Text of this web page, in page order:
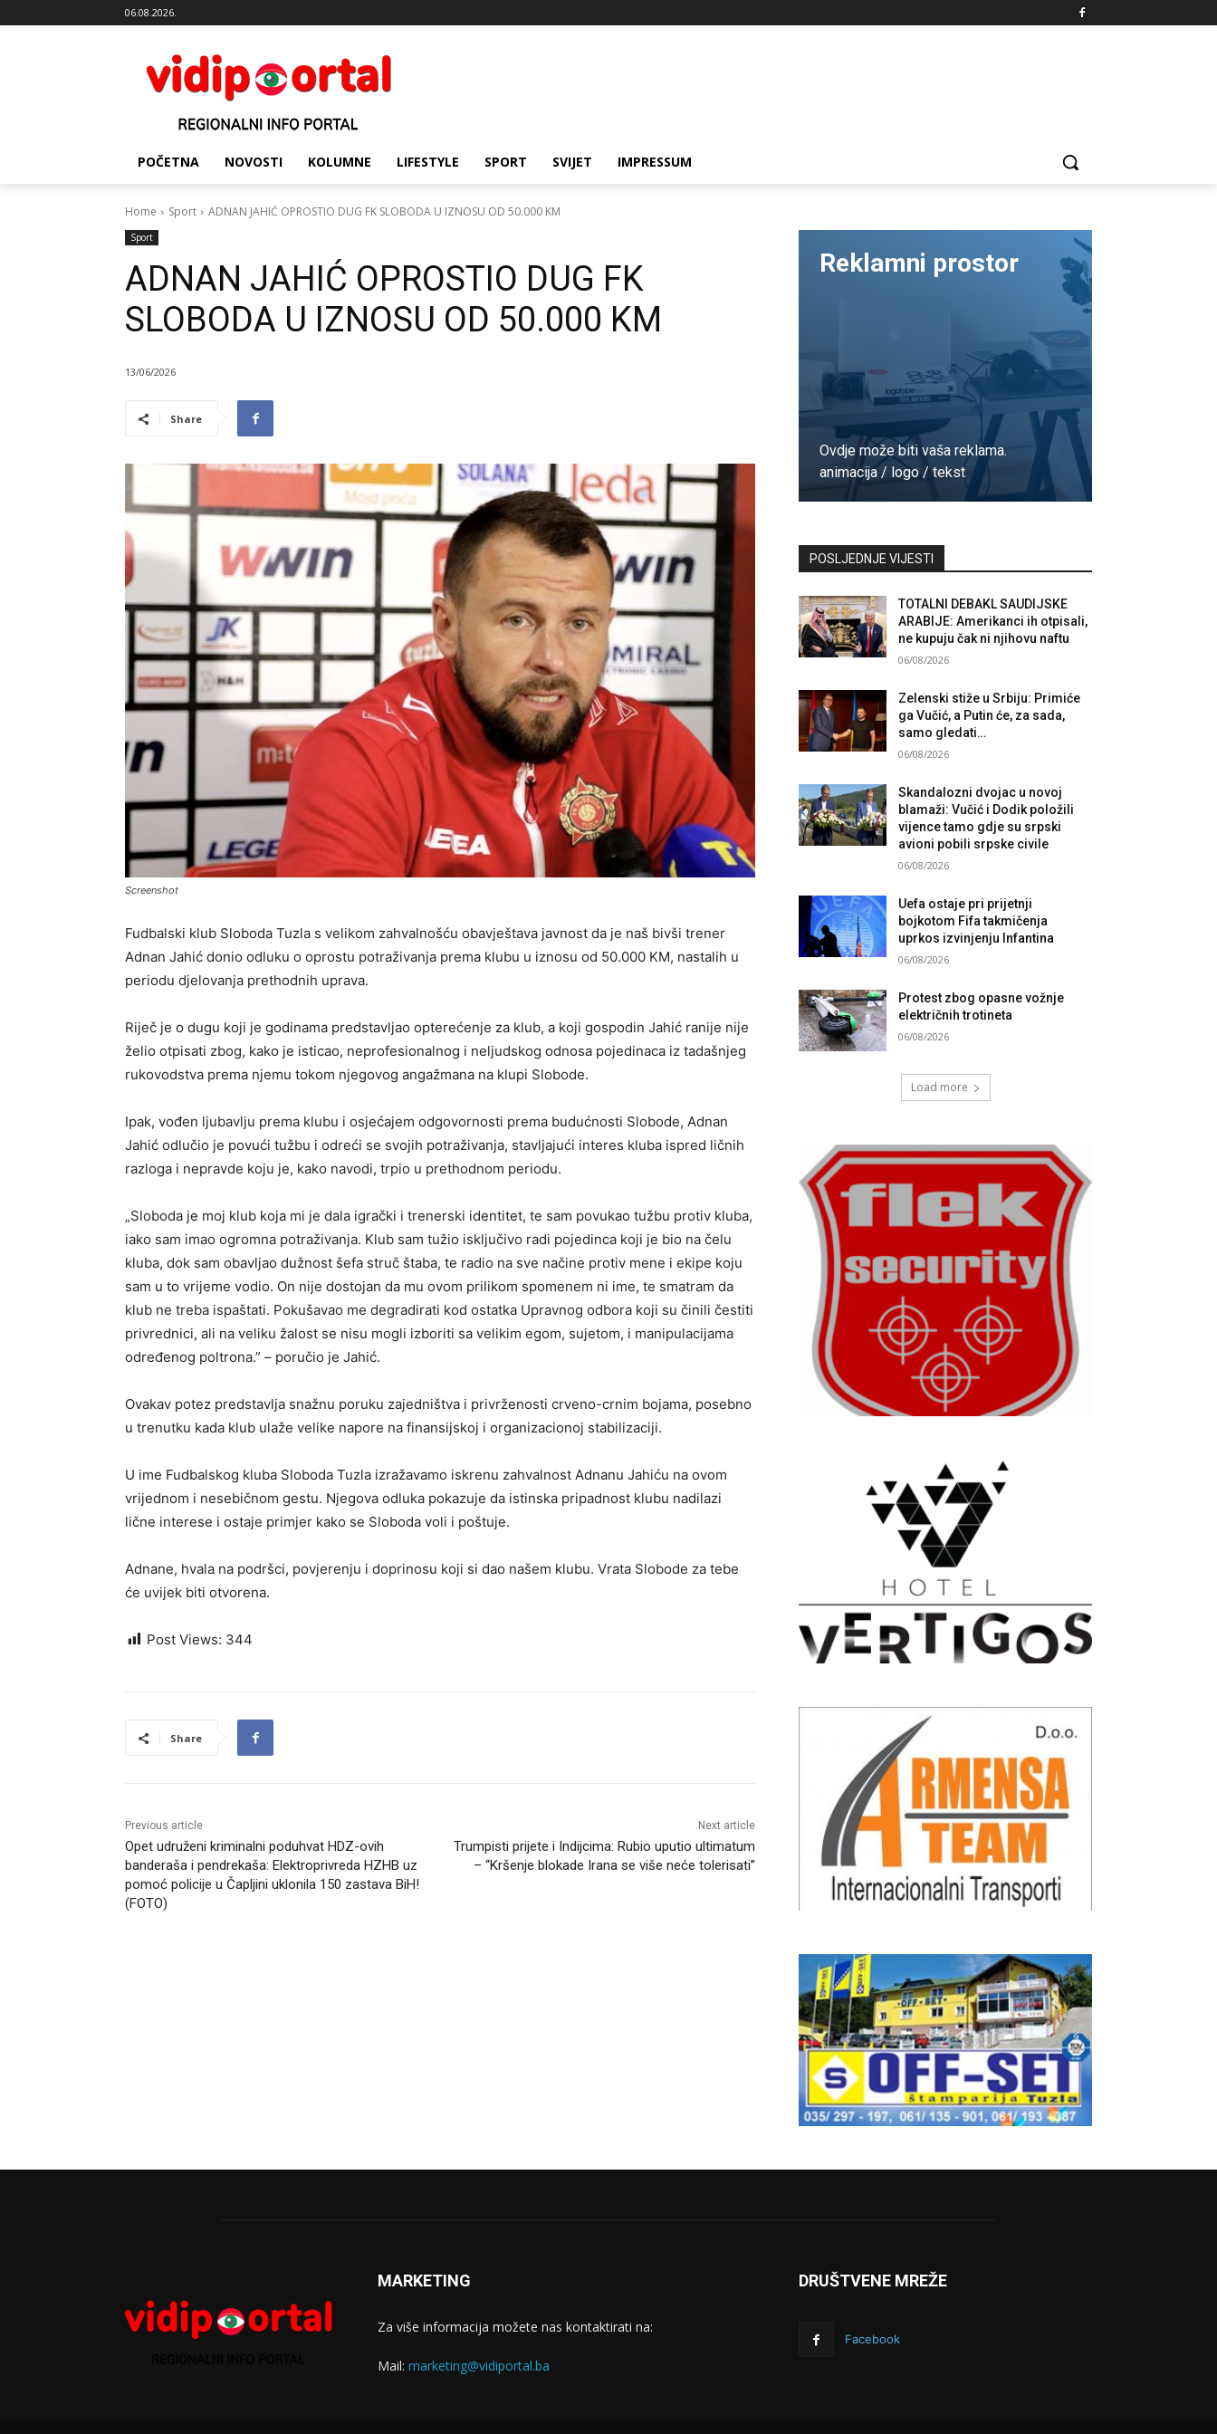
06.08.2026.
POČETNA NOVOSTI KOLUMNE LIFESTYLE SPORT SVIJET IMPRESSUM
Home Sport ADNAN JAHIĆ OPROSTIO DUG FK SLOBODA U IZNOSU OD 50.000 KM
Sport
ADNAN JAHIĆ OPROSTIO DUG FK
SLOBODA U IZNOSU OD 50.000 KM
13/06/2026
Share
Screenshot
Fudbalski klub Sloboda Tuzla s velikom zahvalnošću obavještava javnost da je naš bivši trener
Adnan Jahić donio odluku o oprostu potraživanja prema klubu u iznosu od 50.000 KM, nastalih u
periodu djelovanja prethodnih uprava.
Riječ je o dugu koji je godinama predstavljao opterećenje za klub, a koji gospodin Jahić ranije nije
želio otpisati zbog, kako je isticao, neprofesionalnog i neljudskog odnosa pojedinaca iz tadašnjeg
rukovodstva prema njemu tokom njegovog angažmana na klupi Slobode.
Ipak, vođen ljubavlju prema klubu i osjećajem odgovornosti prema budućnosti Slobode, Adnan
Jahić odlučio je povući tužbu i odreći se svojih potraživanja, stavljajući interes kluba ispred ličnih
razloga i nepravde koju je, kako navodi, trpio u prethodnom periodu.
„Sloboda je moj klub koja mi je dala igrački i trenerski identitet, te sam povukao tužbu protiv kluba,
iako sam imao ogromna potraživanja. Klub sam tužio isključivo radi pojedinca koji je bio na čelu
kluba, dok sam obavljao dužnost šefa struč štaba, te radio na sve načine protiv mene i ekipe koju
sam u to vrijeme vodio. On nije dostojan da mu ovom prilikom spomenem ni ime, te smatram da
klub ne treba ispaštati. Pokušavao me degradirati kod ostatka Upravnog odbora koji su činili čestiti
privrednici, ali na veliku žalost se nisu mogli izboriti sa velikim egom, sujetom, i manipulacijama
određenog poltrona.” – poručio je Jahić.
Ovakav potez predstavlja snažnu poruku zajedništva i privrženosti crveno-crnim bojama, posebno
u trenutku kada klub ulaže velike napore na finansijskoj i organizacionoj stabilizaciji.
U ime Fudbalskog kluba Sloboda Tuzla izražavamo iskrenu zahvalnost Adnanu Jahiću na ovom
vrijednom i nesebičnom gestu. Njegova odluka pokazuje da istinska pripadnost klubu nadilazi
lične interese i ostaje primjer kako se Sloboda voli i poštuje.
Adnane, hvala na podršci, povjerenju i doprinosu koji si dao našem klubu. Vrata Slobode za tebe
će uvijek biti otvorena.
Post Views: 344
Share
Previous article
Opet udruženi kriminalni poduhvat HDZ-ovih
banderaša i pendrekaša: Elektroprivreda HZHB uz
pomoć policije u Čapljini uklonila 150 zastava BiH!
(FOTO)
Next article
Trumpisti prijete i Indijcima: Rubio uputio ultimatum
– “Kršenje blokade Irana se više neće tolerisati”
Reklamni prostor
Ovdje može biti vaša reklama.
animacija / logo / tekst
POSLJEDNJE VIJESTI
TOTALNI DEBAKL SAUDIJSKE
ARABIJE: Amerikanci ih otpisali,
ne kupuju čak ni njihovu naftu
06/08/2026
Zelenski stiže u Srbiju: Primiće
ga Vučić, a Putin će, za sada,
samo gledati…
06/08/2026
Skandalozni dvojac u novoj
blamaži: Vučić i Dodik položili
vijence tamo gdje su srpski
avioni pobili srpske civile
06/08/2026
Uefa ostaje pri prijetnji
bojkotom Fifa takmičenja
uprkos izvinjenju Infantina
06/08/2026
Protest zbog opasne vožnje
električnih trotineta
06/08/2026
Load more
MARKETING
Za više informacija možete nas kontaktirati na:
Mail: marketing@vidiportal.ba
DRUŠTVENE MREŽE
Facebook